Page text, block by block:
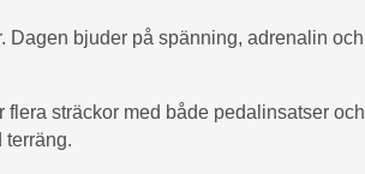
Dagen bjuder på spänning, adrenalin och
flera sträckor med både pedalinsatser och
terräng.